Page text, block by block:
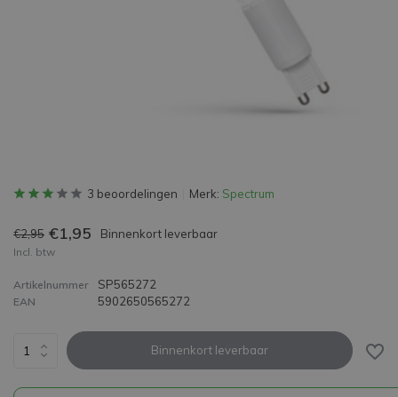
3 beoordelingen Merk: Spectrum
€2,95 €1,95 Binnenkort leverbaar
Incl. btw
Artikelnummer SP565272
EAN 5902650565272
Binnenkort leverbaar